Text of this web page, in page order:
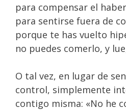
para compensar el
para sentirse fuera de
porque te has vuelto
no puedes comerlo, y
O tal vez, en lugar de
control, simplemente
contigo misma: «No he